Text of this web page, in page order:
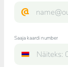
Saaja kaardi number